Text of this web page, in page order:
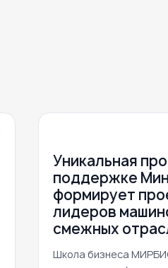
Уникальная
поддержке
формирует
лидеров
смежных
Школа бизнеса